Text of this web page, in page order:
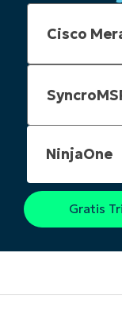
NinjaOne
Gratis